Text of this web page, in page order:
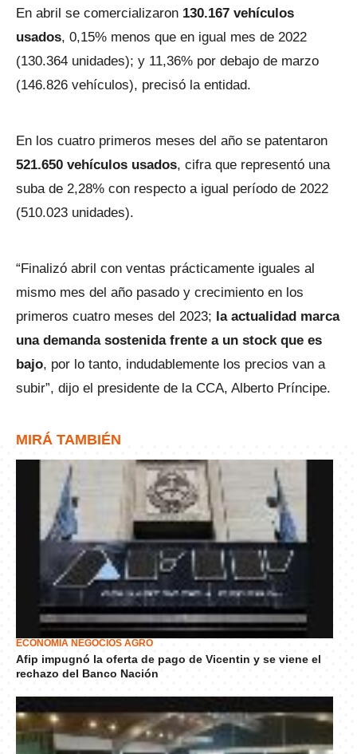
En abril se comercializaron 130.167 vehículos
usados, 0,15% menos que en igual mes de 2022
(130.364 unidades); y 11,36% por debajo de marzo
(146.826 vehículos), precisó la entidad.
En los cuatro primeros meses del año se patentaron
521.650 vehículos usados, cifra que representó una
suba de 2,28% con respecto a igual período de 2022
(510.023 unidades).
“Finalizó abril con ventas prácticamente iguales al
mismo mes del año pasado y crecimiento en los
primeros cuatro meses del 2023; la actualidad marca
una demanda sostenida frente a un stock que es
bajo, por lo tanto, indudablemente los precios van a
subir”, dijo el presidente de la CCA, Alberto Príncipe.
MIRÁ TAMBIÉN
ECONOMÍA NEGOCIOS AGRO
Afip impugnó la oferta de pago de Vicentin y se viene el
rechazo del Banco Nación